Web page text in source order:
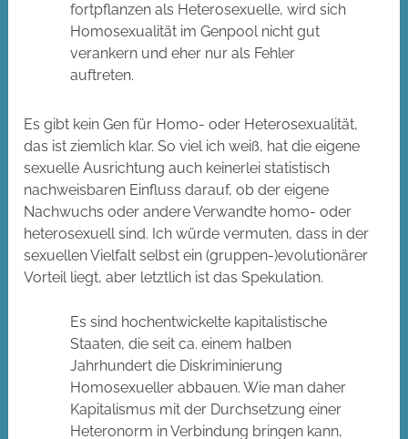
fortpflanzen als Heterosexuelle, wird sich
Homosexualität im Genpool nicht gut
verankern und eher nur als Fehler
auftreten.
Es gibt kein Gen für Homo- oder Heterosexualität,
das ist ziemlich klar. So viel ich weiß, hat die eigene
sexuelle Ausrichtung auch keinerlei statistisch
nachweisbaren Einfluss darauf, ob der eigene
Nachwuchs oder andere Verwandte homo- oder
heterosexuell sind. Ich würde vermuten, dass in der
sexuellen Vielfalt selbst ein (gruppen-)evolutionärer
Vorteil liegt, aber letztlich ist das Spekulation.
Es sind hochentwickelte kapitalistische
Staaten, die seit ca. einem halben
Jahrhundert die Diskriminierung
Homosexueller abbauen. Wie man daher
Kapitalismus mit der Durchsetzung einer
Heteronorm in Verbindung bringen kann,